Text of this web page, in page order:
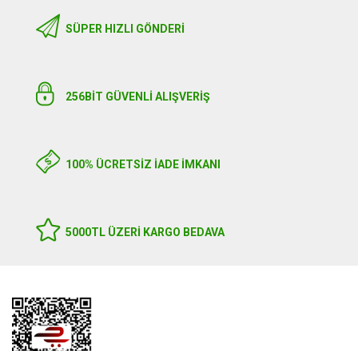
SÜPER HIZLI GÖNDERI
256BIT GÜVENLİ ALIŞVERİŞ
100% ÜCRETSİZ İADE İMKANI
5000TL ÜZERI KARGO BEDAVA